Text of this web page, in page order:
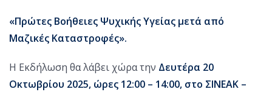
«Πρώτες Βοήθειες Ψυχικής Υγείας μετά από
Μαζικές Καταστροφές».
Η Εκδήλωση θα λάβει χώρα την Δευτέρα 20
Οκτωβρίου 2025, ώρες 12:00 – 14:00, στο ΣΙΝΕΑΚ –